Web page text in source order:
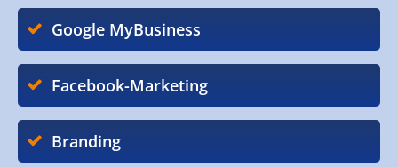
Google MyBusiness
Facebook-Marketing
Branding